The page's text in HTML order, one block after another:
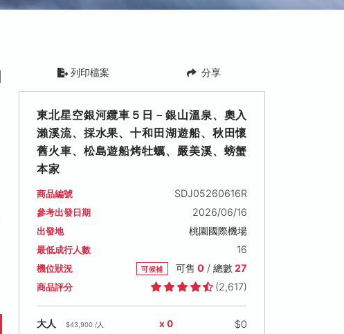
列印檔案 分享
東北星空銀河纜車５日－銀山溫泉、奧入
瀨溪流、採水果、十和田湖遊船、秋田懷
舊火車、松島遊船烤牡蠣、嚴美溪、螃蟹
本家
商品編號 SDJ05260616R
參考出發日期 2026/06/16
出發地 桃園國際機場
最低成行人數 16
機位狀況 可候補 可售 0/ 總數27
商品評分 (2,617)
大人 $43,900 /人 x 0 $0